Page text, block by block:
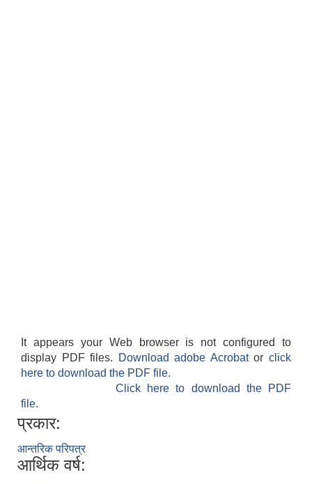
It appears your Web browser is not configured to
display PDF files.
Download adobe Acrobatorclick
here to download the PDF file.
Click here to download the PDF
file.
प्रकार:
आन्तरिक परिपत्र
आर्थिक वर्ष: